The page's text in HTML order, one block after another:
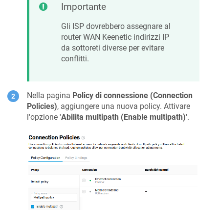
Importante
Gli ISP dovrebbero assegnare al
router WAN Keenetic indirizzi IP
da sottoreti diverse per evitare
conflitti.
Nella pagina Policy di connessione (Connection
Policies), aggiungere una nuova policy. Attivare
l'opzione 'Abilita multipath (Enable multipath)'.